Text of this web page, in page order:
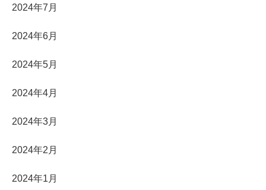
2024年7月
2024年6月
2024年5月
2024年4月
2024年3月
2024年2月
2024年1月